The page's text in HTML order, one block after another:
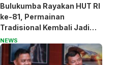
Bulukumba Rayakan HUT RI
ke-81, Permainan
Tradisional Kembali Jadi
Magnet
NEWS